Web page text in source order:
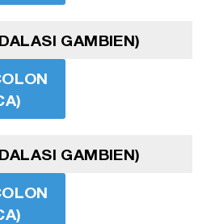
GAMBIEN)
GAMBIEN)